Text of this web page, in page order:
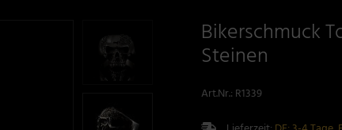
Bikerschmuck
Steinen
Art.Nr.: R1339